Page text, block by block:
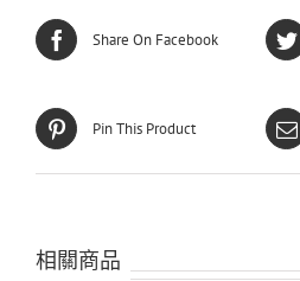
Share On Facebook
Pin This Product
相關商品